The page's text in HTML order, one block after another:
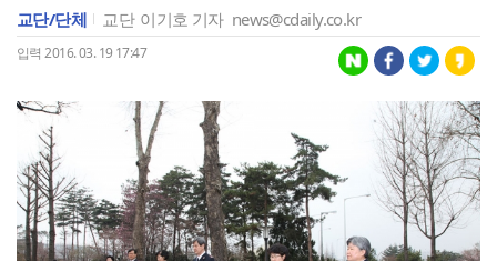
교단/단체 교단 이기호 기자 news@cdaily.co.kr
입력 2016. 03. 19 17:47